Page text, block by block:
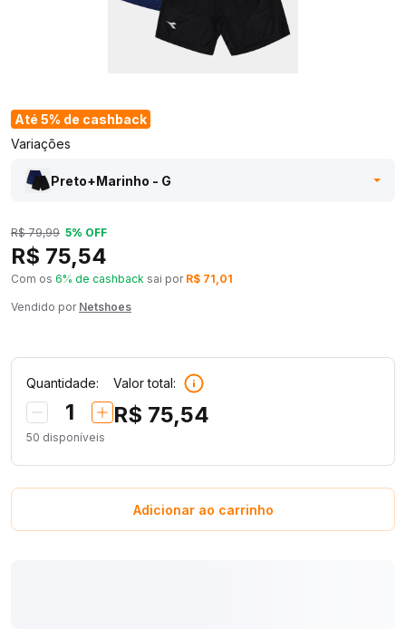
Até 5% de cashback
Variações
Preto+Marinho - G
R$ 79,99 5% OFF
R$ 75,54
Com os 6% de cashback sai por R$ 71,01
Vendido por Netshoes
Quantidade:
1
50 disponíveis
Valor total:
R$ 75,54
Adicionar ao carrinho